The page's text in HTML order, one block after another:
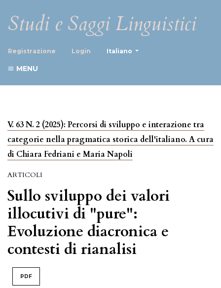
Studi e Saggi Linguistici
Registrazione Login Italiano
MENU
V. 63 N. 2 (2025): Percorsi di sviluppo e interazione tra
categorie nella pragmatica storica dell'italiano. A cura
di Chiara Fedriani e Maria Napoli
ARTICOLI
Sullo sviluppo dei valori
illocutivi di "pure":
Evoluzione diacronica e
contesti di rianalisi
PDF